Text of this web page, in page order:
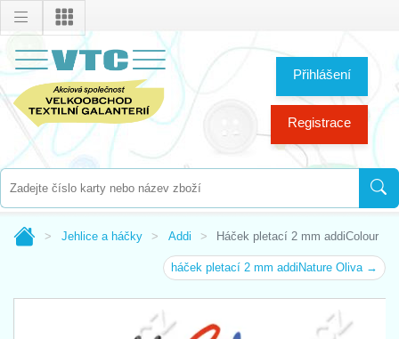
Přihlášení
Registrace
Jehlice a háčky Addi Háček pletací 2 mm addiColour
háček pletací 2 mm addiNature Oliva →